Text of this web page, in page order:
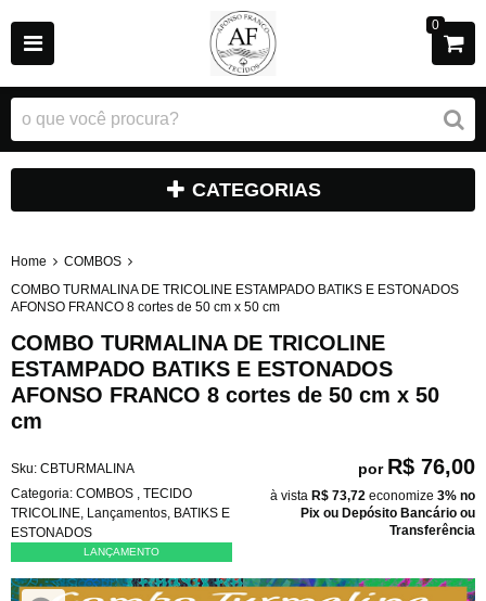
0
CATEGORIAS
Home
COMBOS
COMBO TURMALINA DE TRICOLINE ESTAMPADO BATIKS E ESTONADOS
AFONSO FRANCO 8 cortes de 50 cm x 50 cm
COMBO TURMALINA DE TRICOLINE
ESTAMPADO BATIKS E ESTONADOS
AFONSO FRANCO 8 cortes de 50 cm x 50
cm
Sku: CBTURMALINA
Categoria: COMBOS
TECIDO
TRICOLINE Lançamentos BATIKS E
ESTONADOS
LANÇAMENTO
por R$ 76,00
à vista R$ 73,72 economize 3% no
Pix ou Depósito Bancário ou
Transferência